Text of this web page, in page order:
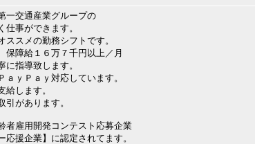
一交通産業グループの
事ができます。
スメの勤務シフトです。
障給１６万７千円以上／月
指導致します。
ｙＰａｙ対応しています。
します。
があります。
者雇用開発コンテスト応募企業
応援企業】に認定されてます。